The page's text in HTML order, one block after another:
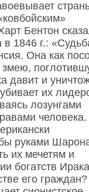
Бентон
1846 г.:
Она как
змею,
давит и
их
лозунгами
руками
их мечетям и
богатств
его граждан?